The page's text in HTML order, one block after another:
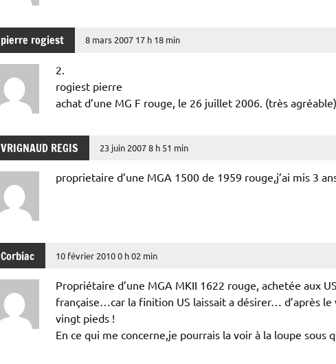
pierre rogiest 8 mars 2007 17 h 18 min
2.
rogiest pierre
achat d’une MG F rouge, le 26 juillet 2006. (très agréable)
VRIGNAUD REGIS 23 juin 2007 8 h 51 min
proprietaire d’une MGA 1500 de 1959 rouge,j’ai mis 3
Corbiac 10 février 2010 0 h 02 min
Propriétaire d’une MGA MKII 1622 rouge, achetée aux
française…car la finition US laissait a désirer… d’après
vingt pieds !
En ce qui me concerne,je pourrais la voir à la loupe sous